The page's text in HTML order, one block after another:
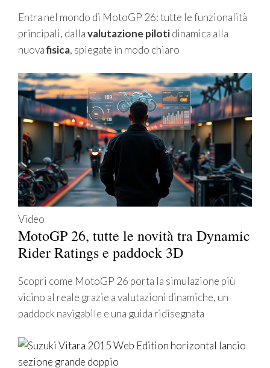
Entra nel mondo di MotoGP 26: tutte le funzionalità
principali, dallavalutazione pilotidinamica alla
nuovafisica, spiegate in modo chiaro
Video
MotoGP 26, tutte le novità tra Dynamic
Rider Ratings e paddock 3D
Scopri come MotoGP 26 porta la simulazione più
vicino al reale grazie a valutazioni dinamiche, un
paddock navigabile e una guida ridisegnata